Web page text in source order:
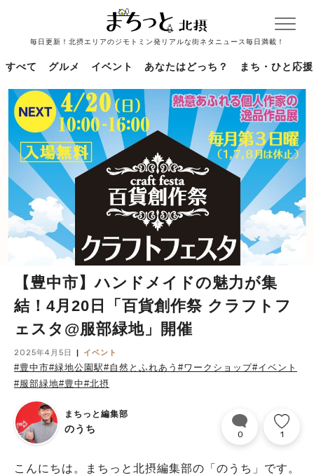
毎日更新！北摂エリアのジモトミン発リアルな街ネタニュース毎日満載！
すべて グルメ イベント あなたはどっち？ まち・ひと応援
【豊中市】ハンドメイドの魅力が集
結！4月20日「百貨創作祭 クラフトフ
ェスタ@服部緑地」開催
2025年4月5日 イベント
#豊中市#緑地公園駅#自然とふれあう #ワークショップ#イベント
#服部緑地#豊中#北摂
まちっと編集部
のうち 0 1
こんにちは。まちっと北摂編集部の「のうち」です。